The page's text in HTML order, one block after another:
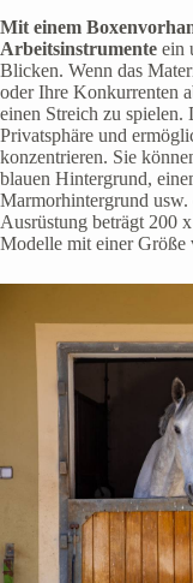
Mit einem
Arbeitsinstrumente ein
Blicken. Wenn das
oder Ihre Konkurrenten
einen Streich zu
Privatsphäre und
konzentrieren. Sie
blauen Hintergrund,
Marmorhintergrund usw.
Ausrüstung beträgt 200
Modelle mit einer Größe